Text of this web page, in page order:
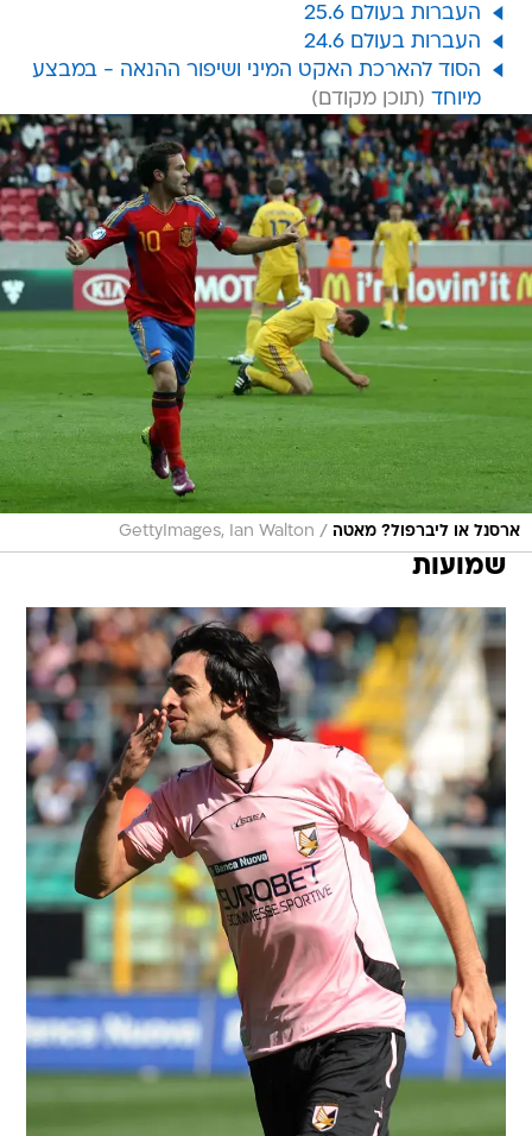
העברות בעולם 25.6
העברות בעולם 24.6
הסוד להארכת האקט המיני ושיפור ההנאה - במבצע
מיוחד
ארסנל או ליברפול? מאטה /
GettyImages, Ian Walton
שמועות